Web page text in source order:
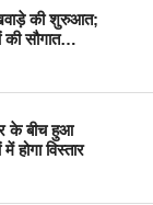
की शुरुआत;
की सौगात…
के बीच हुआ
होगा विस्तार